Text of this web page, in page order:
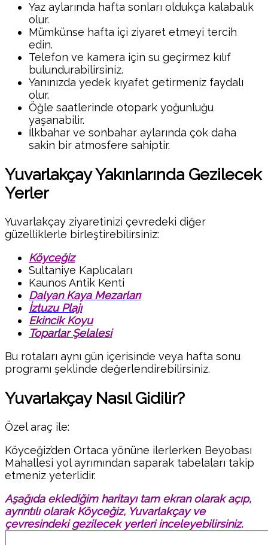
Yaz aylarında hafta sonları oldukça kalabalık
olur.
Mümkünse hafta içi ziyaret etmeyi tercih
edin.
Telefon ve kamera için su geçirmez kılıf
bulundurabilirsiniz.
Yanınızda yedek kıyafet getirmeniz faydalı
olur.
Öğle saatlerinde otopark yoğunluğu
yaşanabilir.
İlkbahar ve sonbahar aylarında çok daha
sakin bir atmosfere sahiptir.
Yuvarlakçay Yakınlarında Gezilecek
Yerler
Yuvarlakçay ziyaretinizi çevredeki diğer
güzelliklerle birleştirebilirsiniz:
Köyceğiz
Sultaniye Kaplıcaları
Kaunos Antik Kenti
Dalyan Kaya Mezarları
İztuzu Plajı
Ekincik Koyu
Toparlar Şelalesi
Bu rotaları aynı gün içerisinde veya hafta sonu
programı şeklinde değerlendirebilirsiniz.
Yuvarlakçay Nasıl Gidilir?
Özel araç ile:
Köyceğiz’den Ortaca yönüne ilerlerken Beyobası
Mahallesi yol ayrımından saparak tabelaları takip
etmeniz yeterlidir.
Aşağıda eklediğim haritayı tam ekran olarak açıp,
ayrıntılı olarak Köyceğiz, Yuvarlakçay ve
çevresindeki gezilecek yerleri inceleyebilirsiniz.